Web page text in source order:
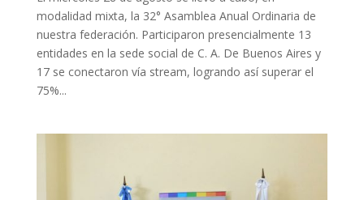
modalidad mixta, la 32° Asamblea Anual Ordinaria de
nuestra federación. Participaron presencialmente 13
entidades en la sede social de C. A. De Buenos Aires y
17 se conectaron vía stream, logrando así superar el
75%...